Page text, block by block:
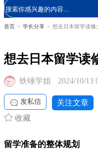
首页 > 学长分享 > 想去日本留学读修
想去日本留学读
铁锤学姐 2024/10/13
发私信 关注文章
收藏
留学准备的整体规划